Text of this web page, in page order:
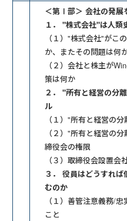
＜第Ⅰ部＞ 会社の発展
１． "株式会社"は人類
（１）"株式会社"がこ
か、またその問題は何
（２）会社と株主が
策は何か
２． "所有と経営の分
ル
（１）"所有と経営の
（２）"所有と経営の
締役会の権限
（３）取締役会設置会
３． 役員はどうすれ
むのか
（１）善管注意義務/
こと